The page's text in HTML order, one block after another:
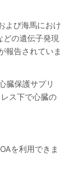
よび海馬におけ
どの遺伝子発現
報告されていま
臓保護サプリ
ス下で心臓の
を利用できま